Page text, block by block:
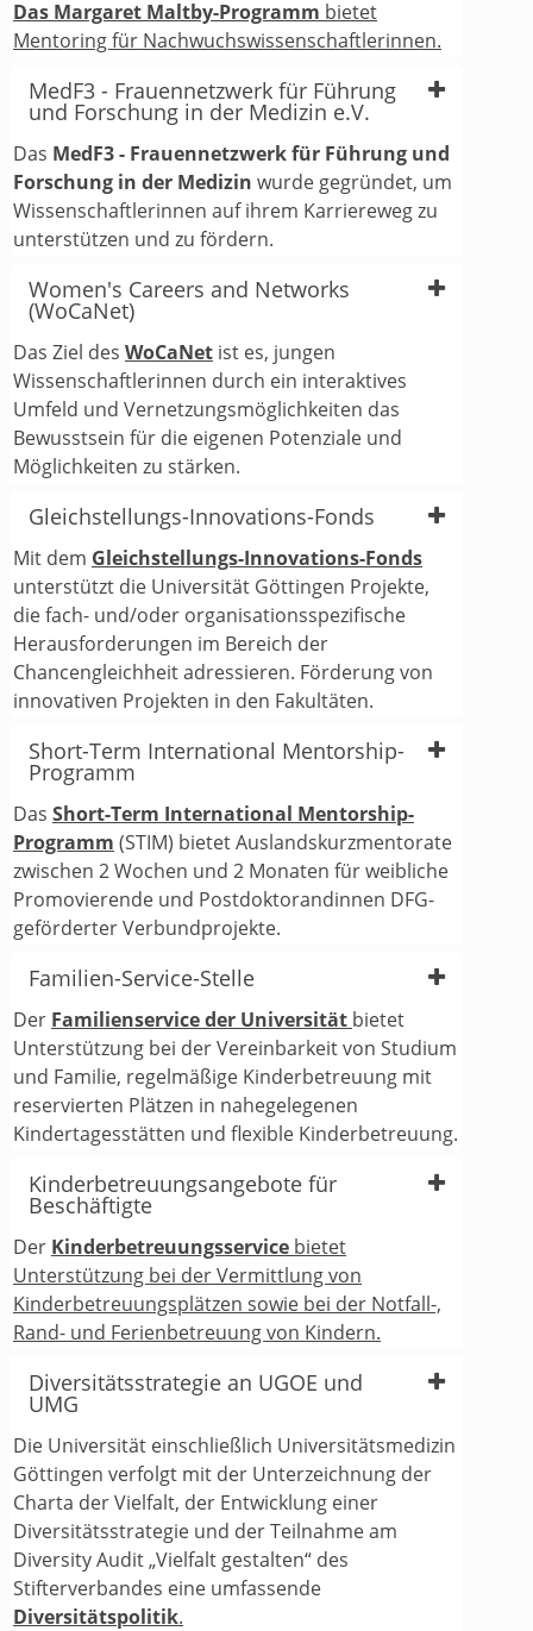
Das Margaret Maltby-Programm bietet
Mentoring für Nachwuchswissenschaftlerinnen.
MedF3 - Frauennetzwerk für Führung
und Forschung in der Medizin e.V.
Das MedF3 - Frauennetzwerk für Führung und
Forschung in der Medizin wurde gegründet, um
Wissenschaftlerinnen auf ihrem Karriereweg zu
unterstützen und zu fördern.
Women's Careers and Networks
(WoCaNet)
Das Ziel des WoCaNet ist es, jungen
Wissenschaftlerinnen durch ein interaktives
Umfeld und Vernetzungsmöglichkeiten das
Bewusstsein für die eigenen Potenziale und
Möglichkeiten zu stärken.
Gleichstellungs-Innovations-Fonds
Mit dem Gleichstellungs-Innovations-Fonds
unterstützt die Universität Göttingen Projekte,
die fach- und/oder organisationsspezifische
Herausforderungen im Bereich der
Chancengleichheit adressieren. Förderung von
innovativen Projekten in den Fakultäten.
Short-Term International Mentorship-
Programm
Das Short-Term International Mentorship-
Programm (STIM) bietet Auslandskurzmentorate
zwischen 2 Wochen und 2 Monaten für weibliche
Promovierende und Postdoktorandinnen DFG-
geförderter Verbundprojekte.
Familien-Service-Stelle
Der Familienservice der Universität bietet
Unterstützung bei der Vereinbarkeit von Studium
und Familie, regelmäßige Kinderbetreuung mit
reservierten Plätzen in nahegelegenen
Kindertagesstätten und flexible Kinderbetreuung.
Kinderbetreuungsangebote für
Beschäftigte
Der Kinderbetreuungsservice bietet
Unterstützung bei der Vermittlung von
Kinderbetreuungsplätzen sowie bei der Notfall-,
Rand- und Ferienbetreuung von Kindern.
Diversitätsstrategie an UGOE und
UMG
Die Universität einschließlich Universitätsmedizin
Göttingen verfolgt mit der Unterzeichnung der
Charta der Vielfalt, der Entwicklung einer
Diversitätsstrategie und der Teilnahme am
Diversity Audit „Vielfalt gestalten“ des
Stifterverbandes eine umfassende
Diversitätspolitik.